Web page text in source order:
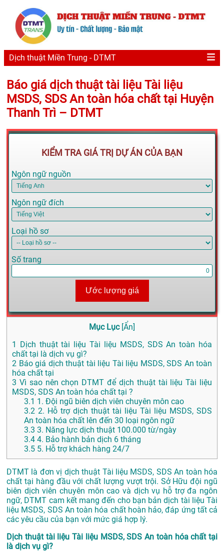
Dịch thuật Miền Trung - DTMT
Báo giá dịch thuật tài liệu Tài liệu
MSDS, SDS An toàn hóa chất tại Huyện
Thanh Trì – DTMT
KIỂM TRA GIÁ TRỊ DỰ ÁN CỦA BẠN
Ngôn ngữ nguồn
Ngôn ngữ đích
Loại hồ sơ
Số trang
Ước lượng giá
Mục Lục [Ẩn]
1
Dịch thuật tài liệu Tài liệu MSDS, SDS An toàn hóa
chất tại là dịch vụ gì?
2 Báo giá dịch thuật tài liệu Tài liệu MSDS, SDS An toàn
hóa chất tại
3 Vì sao nên chọn DTMT để dịch thuật tài liệu Tài liệu
MSDS, SDS An toàn hóa chất tại ?
3.1 1. Đội ngũ biên dịch viên chuyên môn cao
3.2 2. Hỗ trợ dịch thuật tài liệu Tài liệu MSDS, SDS
An toàn hóa chất lên đến 30 loại ngôn ngữ
3.3 3. Năng lực dịch thuật 100.000 từ/ngày
3.4 4. Bảo hành bản dịch 6 tháng
3.5 5. Hỗ trợ khách hàng 24/7
DTMT là đơn vị dịch thuật Tài liệu MSDS, SDS An toàn hóa
chất tại hàng đầu với chất lượng vượt trội. Sở Hữu đội ngũ
biên dịch viên chuyên môn cao và dịch vụ hỗ trợ đa ngôn
ngữ, DTMT cam kết mang đến cho bạn bản dịch tài liệu Tài
liệu MSDS, SDS An toàn hóa chất hoàn hảo, đáp ứng tất cả
các yêu cầu của bạn với mức giá hợp lý.
Dịch thuật tài liệu Tài liệu MSDS, SDS An toàn hóa chất tại
là dịch vụ gì?